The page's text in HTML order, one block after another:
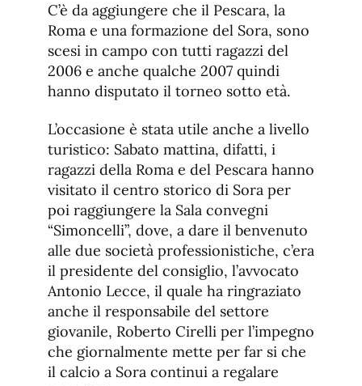
C’è da aggiungere che il Pescara, la
Roma e una formazione del Sora, sono
scesi in campo con tutti ragazzi del
2006 e anche qualche 2007 quindi
hanno disputato il torneo sotto età.
L’occasione è stata utile anche a livello
turistico: Sabato mattina, difatti, i
ragazzi della Roma e del Pescara hanno
visitato il centro storico di Sora per
poi raggiungere la Sala convegni
“Simoncelli”, dove, a dare il benvenuto
alle due società professionistiche, c’era
il presidente del consiglio, l’avvocato
Antonio Lecce, il quale ha ringraziato
anche il responsabile del settore
giovanile, Roberto Cirelli per l’impegno
che giornalmente mette per far si che
il calcio a Sora continui a regalare